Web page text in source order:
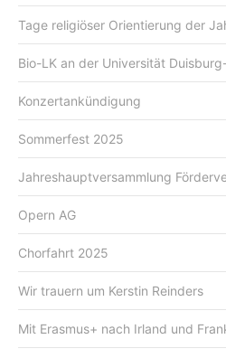
Tage religiöser Orientierung der
Bio-LK an der Universität
Konzertankündigung
Sommerfest 2025
Jahreshauptversammlung
Opern AG
Chorfahrt 2025
Wir trauern um Kerstin Reinders
Mit Erasmus+ nach Irland und